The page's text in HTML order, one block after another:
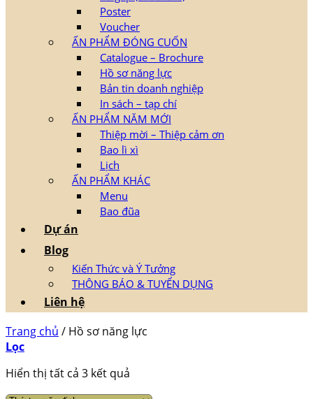
Poster
Voucher
ẤN PHẨM ĐÓNG CUỐN
Catalogue – Brochure
Hồ sơ năng lực
Bản tin doanh nghiệp
In sách – tạp chí
ẤN PHẨM NĂM MỚI
Thiệp mời – Thiệp cảm ơn
Bao lì xì
Lịch
ẤN PHẨM KHÁC
Menu
Bao đũa
Dự án
Blog
Kiến Thức và Ý Tưởng
THÔNG BÁO & TUYỂN DỤNG
Liên hệ
Trang chủ / Hồ sơ năng lực
Lọc
Hiển thị tất cả 3 kết quả